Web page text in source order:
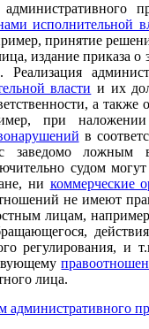
исполнительной
принятие
издание приказа
Реализация
власти и их
а
при
в
с заведомо
судом
ни коммерческие
не имеют
лицам,
регулирования,
лица.
административного